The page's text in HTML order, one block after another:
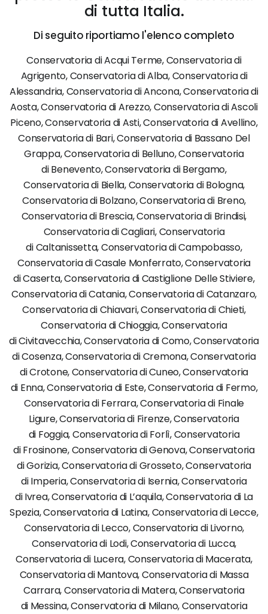
di tutta Italia.
Di seguito riportiamo l'elenco completo
Conservatoria di Acqui Terme, Conservatoria di
Agrigento, Conservatoria di Alba, Conservatoria di
Alessandria, Conservatoria di Ancona, Conservatoria di
Aosta, Conservatoria di Arezzo, Conservatoria di Ascoli
Piceno, Conservatoria di Asti, Conservatoria di Avellino,
Conservatoria di Bari, Conservatoria di Bassano Del
Grappa, Conservatoria di Belluno, Conservatoria
di Benevento, Conservatoria di Bergamo,
Conservatoria di Biella, Conservatoria di Bologna,
Conservatoria di Bolzano, Conservatoria di Breno,
Conservatoria di Brescia, Conservatoria di Brindisi,
Conservatoria di Cagliari, Conservatoria
di Caltanissetta, Conservatoria di Campobasso,
Conservatoria di Casale Monferrato, Conservatoria
di Caserta, Conservatoria di Castiglione Delle Stiviere,
Conservatoria di Catania, Conservatoria di Catanzaro,
Conservatoria di Chiavari, Conservatoria di Chieti,
Conservatoria di Chioggia, Conservatoria
di Civitavecchia, Conservatoria di Como, Conservatoria
di Cosenza, Conservatoria di Cremona, Conservatoria
di Crotone, Conservatoria di Cuneo, Conservatoria
di Enna, Conservatoria di Este, Conservatoria di Fermo,
Conservatoria di Ferrara, Conservatoria di Finale
Ligure, Conservatoria di Firenze, Conservatoria
di Foggia, Conservatoria di Forlì, Conservatoria
di Frosinone, Conservatoria di Genova, Conservatoria
di Gorizia, Conservatoria di Grosseto, Conservatoria
di Imperia, Conservatoria di Isernia, Conservatoria
di Ivrea, Conservatoria di L’aquila, Conservatoria di La
Spezia, Conservatoria di Latina, Conservatoria di Lecce,
Conservatoria di Lecco, Conservatoria di Livorno,
Conservatoria di Lodi, Conservatoria di Lucca,
Conservatoria di Lucera, Conservatoria di Macerata,
Conservatoria di Mantova, Conservatoria di Massa
Carrara, Conservatoria di Matera, Conservatoria
di Messina, Conservatoria di Milano, Conservatoria